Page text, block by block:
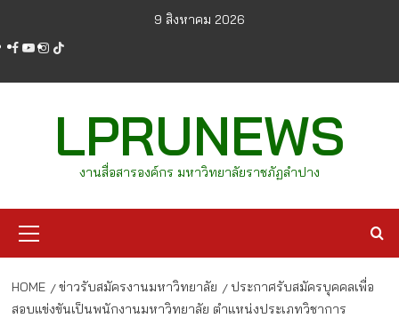
content
9 สิงหาคม 2026
facebook
youtube
instagram
tiktok
LPRUNEWS
งานสื่อสารองค์กร มหาวิทยาลัยราชภัฏลำปาง
Menu
HOME ข่าวรับสมัครงานมหาวิทยาลัย
ประกาศรับสมัครบุคคลเพื่อ
สอบแข่งขันเป็นพนักงานมหาวิทยาลัย ตำแหน่งประเภทวิชาการ